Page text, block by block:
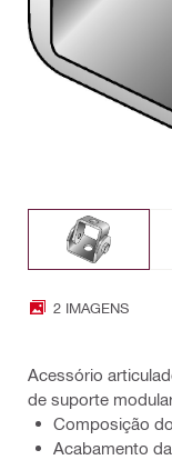
2 IMAGENS
Acessório
de suporte
Composição
Acabamento